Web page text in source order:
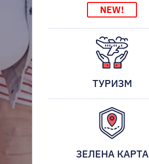
NEW!
ТУРИЗМ
ЗЕЛЕНА КАРТА